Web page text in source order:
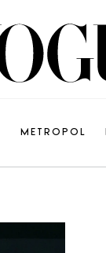
METROPOL